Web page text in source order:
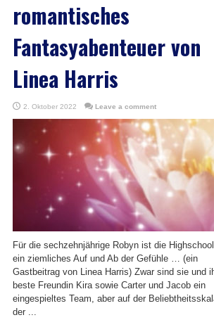
romantisches
Fantasyabenteuer von
Linea Harris
2. Oktober 2022 Leave a comment
Für die sechzehnjährige Robyn ist die Highschool
ein ziemliches Auf und Ab der Gefühle … (ein
Gastbeitrag von Linea Harris) Zwar sind sie und
beste Freundin Kira sowie Carter und Jacob ein
eingespieltes Team, aber auf der
der ...